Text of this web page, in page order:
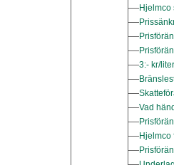
3:- kr/
Vad
Hjelmco